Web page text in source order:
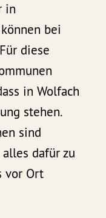
in
bei
diese
in Wolfach
stehen.
sind
dafür zu
vor Ort